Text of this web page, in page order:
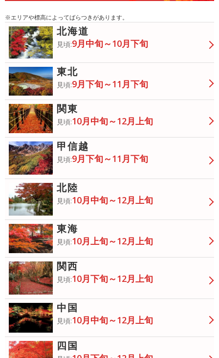
※エリアや標高によってばらつきがあります。
北海道
見頃:9月中旬～10月下旬
東北
見頃:9月下旬～11月下旬
関東
見頃:10月中旬～12月上旬
甲信越
見頃:9月下旬～11月下旬
北陸
見頃:10月中旬～12月上旬
東海
見頃:10月上旬～12月上旬
関西
見頃:10月下旬～12月上旬
中国
見頃:10月中旬～12月上旬
四国